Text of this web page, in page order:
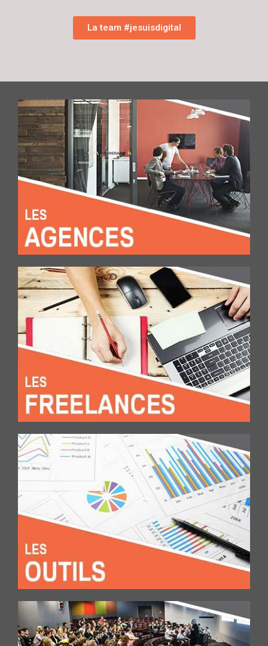
La team #jesuisdigital